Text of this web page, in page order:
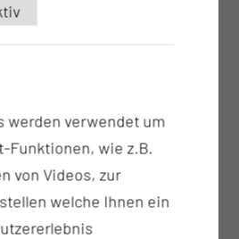
werden verwendet um
Funktionen, wie z.B.
von Videos, zur
welche Ihnen ein